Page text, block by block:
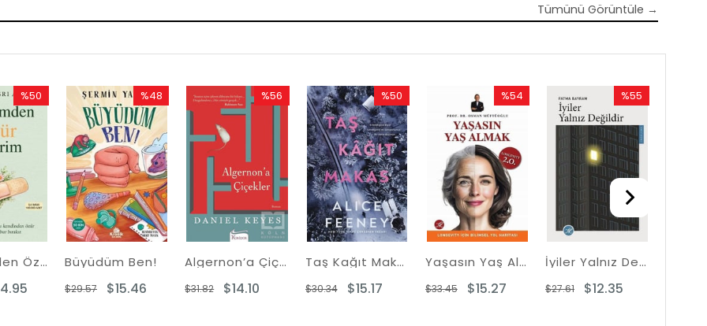
Tümünü Görüntüle →
Kendimden Özür Dilerim
%50
Rabatt
%50Rabatt
Büyüdüm Ben!
$15.46
$29.57
%48
Rabatt
%48Rabatt
Algernon’a Çiçekler
$14.10
$31.82
%56
%56Rabatt
Taş Kağıt Makas
$15.17
$30.34
%50
Rabatt
%50Rabatt
Yaşasın Yaş Almak - Longevity İçin Bilimsel Yol Haritası
$15.27
$33.45
%54
Rabatt
%54Rabatt
İyiler Yalnız Değildir
$12.35
$27.61
%55
Rabatt
%55Rabatt